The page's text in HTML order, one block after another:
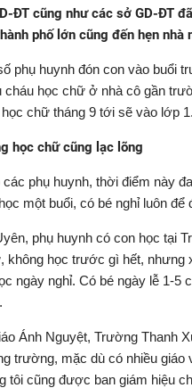
ĐT cũng như các sở GD-ĐT
phố lớn cũng đến hẹn
phụ huynh đón con vào buổi
cháu học chữ ở nhà cô gần
chữ tháng 9 tới sẽ vào lớp 1.
học chữ cũng lạc lõng
các phụ huynh, thời điểm này
một buổi, có bé nghỉ luôn để
phụ huynh có con học tại
không học trước gì hết, nhưng
ngày nghỉ. Có bé ngày lễ 1-5
Ánh Nguyệt, Trường Thanh
trường, mặc dù có nhiều giáo
tôi cũng được ban giám hiệu